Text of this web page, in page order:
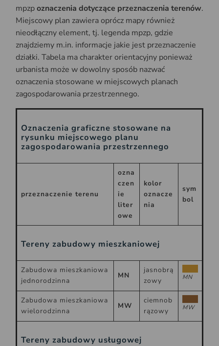
mpzpoznaczenia dotyczące przeznaczenia terenów.
Miejscowy plan zawiera oprócz mapy również
nieodłączny element, tj. legenda mpzp, gdzie
znajdziemy m.in. informacje jakie jest przeznaczenie
działki. Tabela ma charakter orientacyjny ponieważ
urbanista może w dowolny sposób nazwać
oznaczenia stosowane w miejscowych planach
zagospodarowania przestrzennego.
Oznaczenia graficzne stosowane na
rysunku miejscowego planu
zagospodarowania przestrzennego
przeznaczenie terenu
ozna
czen
ie
liter
owe
kolor
oznacze
nia
sym
bol
Tereny zabudowy mieszkaniowej
Zabudowa mieszkaniowa
jednorodzinna
MN
jasnobrą
zowy
MN
Zabudowa mieszkaniowa
wielorodzinna
MW
ciemnob
rązowy
MW
Tereny zabudowy usługowej